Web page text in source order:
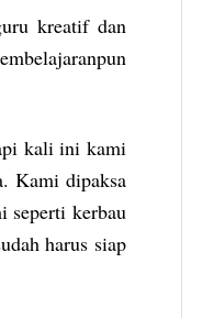
kreatif dan
kali ini kami
Kami dipaksa
seperti kerbau
harus siap